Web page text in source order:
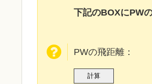
下記のBOXにPW
PWの飛距離：